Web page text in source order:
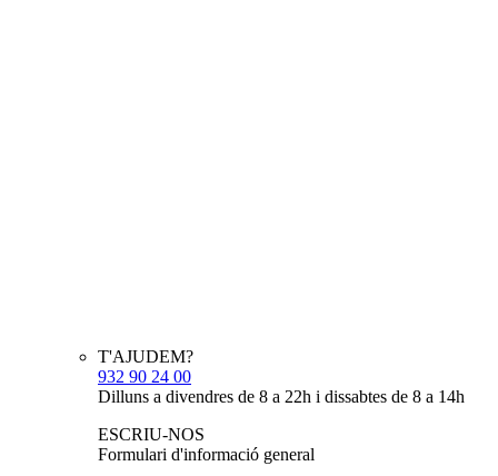
T'AJUDEM?
932 90 24 00
Dilluns a divendres de 8 a 22h i dissabtes de 8 a 14h
ESCRIU-NOS
Formulari d'informació general